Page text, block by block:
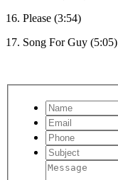
16. Please (3:54)
17. Song For Guy (5:05)